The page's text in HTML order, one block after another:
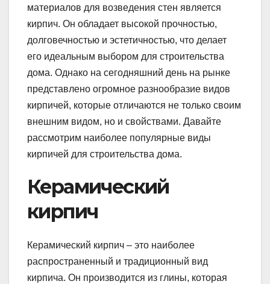
материалов для возведения стен является
кирпич. Он обладает высокой прочностью,
долговечностью и эстетичностью, что делает
его идеальным выбором для строительства
дома. Однако на сегодняшний день на рынке
представлено огромное разнообразие видов
кирпичей, которые отличаются не только своим
внешним видом, но и свойствами. Давайте
рассмотрим наиболее популярные виды
кирпичей для строительства дома.
Керамический
кирпич
Керамический кирпич – это наиболее
распространенный и традиционный вид
кирпича. Он производится из глины, которая